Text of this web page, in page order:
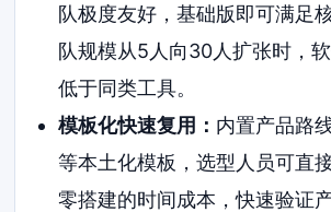
队极度友好，基础版即可满足
队规模从5人向30人扩张时，
低于同类工具。
模板化快速复用： 内置产品路
等本土化模板，选型人员可直
零搭建的时间成本，快速验证产